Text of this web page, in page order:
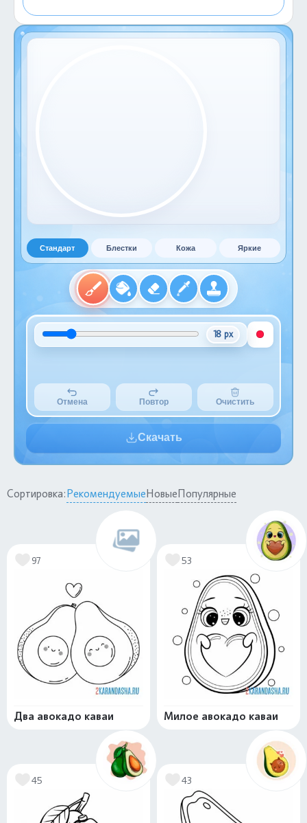
Стандарт Блестки Кожа Яркие
18 px
Отмена Повтор Очистить
Скачать
Сортировка:РекомендуемыеНовыеПопулярные
97
Два авокадо каваи
53
Милое авокадо каваи
45 43